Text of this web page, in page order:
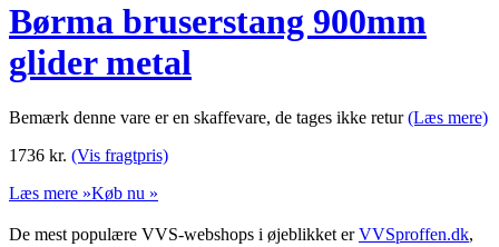
Børma bruserstang 900mm
glider metal
Bemærk denne vare er en skaffevare, de tages ikke retur(Læs mere)
1736 kr. (Vis fragtpris)
Læs mere »Køb nu »
De mest populære VVS-webshops i øjeblikket erVVSproffen.dk,